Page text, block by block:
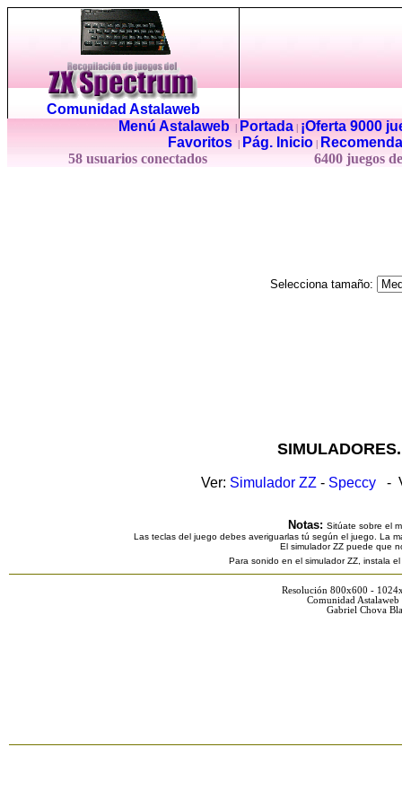
Comunidad Astalaweb
Menú Astalaweb| Portada|
¡Oferta 9000
Favoritos
Pág. Inicio
58 usuarios conectados
6400 juegos
Selecciona tamaño:
Ver: Simulador ZZ - Speccy -
Notas: Sitúate sobre el
Las teclas del juego debes averiguarlas tú según el juego. La
El simulador ZZ puede que
Para sonido en el simulador ZZ, instala
Resolución 800x600 -
Comunidad
Gabriel Chova